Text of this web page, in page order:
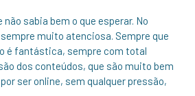
sabia bem o que esperar. No
muito atenciosa. Sempre que
é fantástica, sempre com total
dos conteúdos, que são muito bem
ser online, sem qualquer pressão,